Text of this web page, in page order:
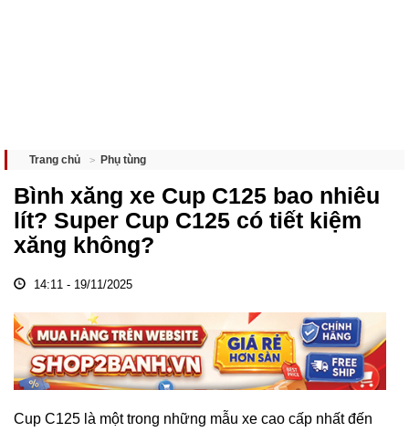
Trang chủ Phụ tùng
Bình xăng xe Cup C125 bao nhiêu
lít? Super Cup C125 có tiết kiệm
xăng không?
14:11 - 19/11/2025
Cup C125 là một trong những mẫu xe cao cấp nhất đến